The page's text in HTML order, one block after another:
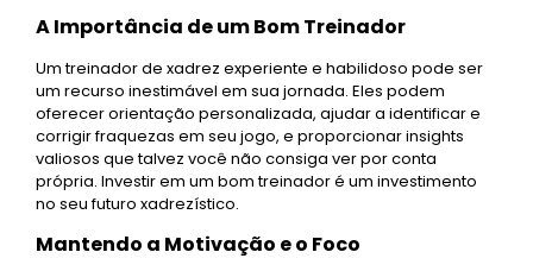
A Importância de um Bom Treinador
Um treinador de xadrez experiente e habilidoso pode ser
um recurso inestimável em sua jornada. Eles podem
oferecer orientação personalizada, ajudar a identificar e
corrigir fraquezas em seu jogo, e proporcionar insights
valiosos que talvez você não consiga ver por conta
própria. Investir em um bom treinador é um investimento
no seu futuro xadrezístico.
Mantendo a Motivação e o Foco